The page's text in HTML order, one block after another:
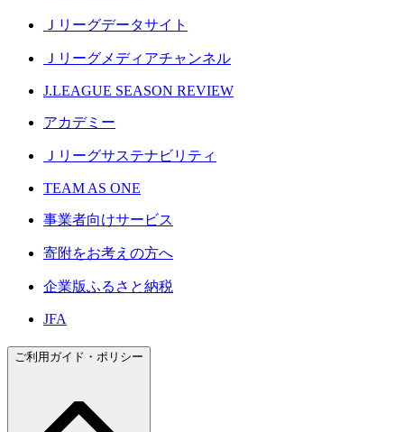
Ｊリーグデータサイト
Ｊリーグメディアチャンネル
J.LEAGUE SEASON REVIEW
アカデミー
Ｊリーグサステナビリティ
TEAM AS ONE
事業者向けサービス
寄附をお考えの方へ
企業版ふるさと納税
JFA
ご利用ガイド・ポリシー